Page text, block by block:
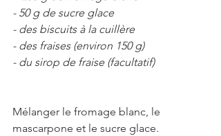
- 50 g de sucre glace
- des biscuits à la cuillère
- des fraises (environ 150 g)
- du sirop de fraise (facultatif)
Mélanger le fromage blanc, le
mascarpone et le sucre glace.